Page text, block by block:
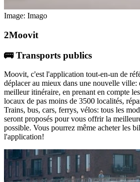
Image: Imago
Moovit
🚌 Transports publics
Moovit, c'est l'application tout-en-un de
déplacer au mieux dans une nouvelle
meilleur itinéraire, en prenant en compte
locaux de pas moins de 3500 localités,
Trains, bus, cars, ferrys, vélos: tous les
seront proposés pour vous offrir la
possible. Vous pourrez même acheter les
l'application!